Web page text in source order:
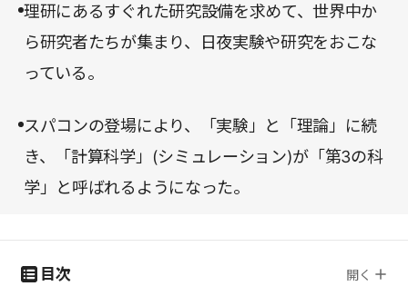
理研にあるすぐれた研究設備を求めて、世界中か
ら研究者たちが集まり、日夜実験や研究をおこな
っている。
スパコンの登場により、「実験」と「理論」に続
き、「計算科学」(シミュレーション)が「第3の科
学」と呼ばれるようになった。
目次 開く